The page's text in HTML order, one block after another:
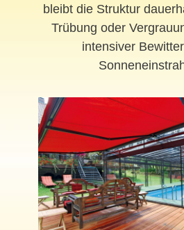
bleibt die Struktur
Trübung oder
intensiver